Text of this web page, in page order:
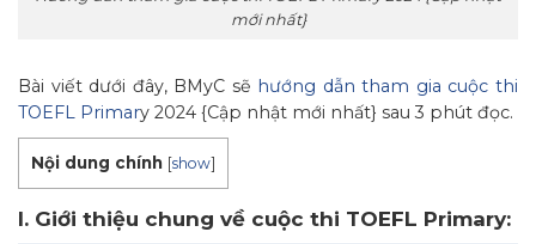
mới nhất}
Bài viết dưới đây, BMyC sẽ hướng dẫn tham gia cuộc thi
TOEFL Primary 2024 {Cập nhật mới nhất} sau 3 phút đọc.
Nội dung chính [show]
I. Giới thiệu chung về cuộc thi TOEFL Primary: